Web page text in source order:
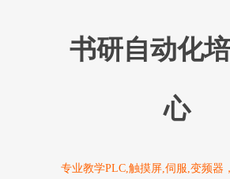
书研自动化
心
专业教学PLC,触摸屏,伺服,变频器